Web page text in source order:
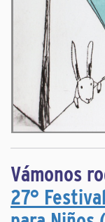
Vámonos
27°